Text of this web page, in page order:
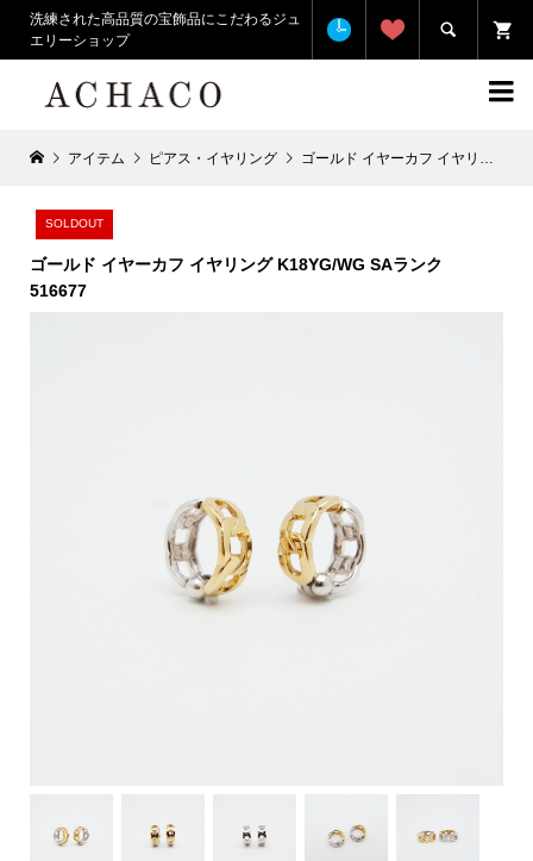
洗練された高品質の宝飾品にこだわるジュ
エリーショップ


アイテム ピアス・イヤリング ゴールド イヤーカフ イヤリング K18YG/WG SAランク 516677
SOLDOUT
ゴールド イヤーカフ イヤリング K18YG/WG SAランク
516677